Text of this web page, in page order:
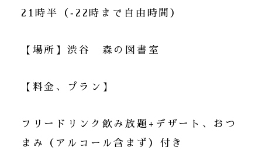
21時半（‐22時まで自由時間）
【場所】渋谷 森の図書室
【料金、プラン】
フリードリンク飲み放題+デザート、おつ
まみ（アルコール含まず）付き